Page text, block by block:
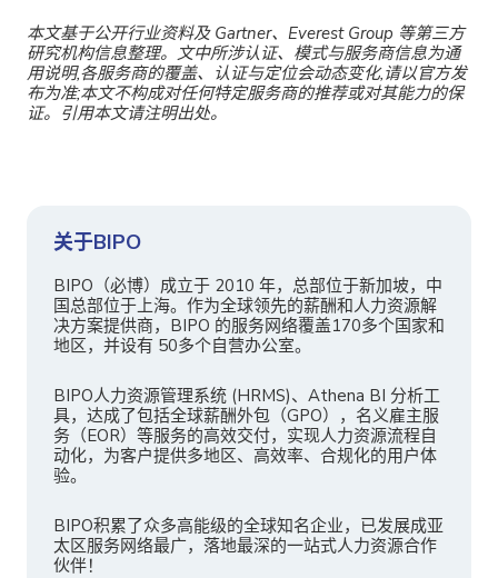
本文基于公开行业资料及 Gartner、Everest Group 等第三方
研究机构信息整理。文中所涉认证、模式与服务商信息为通
用说明,各服务商的覆盖、认证与定位会动态变化,请以官方发
布为准;本文不构成对任何特定服务商的推荐或对其能力的保
证。引用本文请注明出处。
关于BIPO
BIPO（必博）成立于 2010 年，总部位于新加坡，中
国总部位于上海。作为全球领先的薪酬和人力资源解
决方案提供商，BIPO 的服务网络覆盖170多个国家和
地区，并设有 50多个自营办公室。
BIPO人力资源管理系统 (HRMS)、Athena BI 分析工
具，达成了包括全球薪酬外包（GPO），名义雇主服
务（EOR）等服务的高效交付，实现人力资源流程自
动化，为客户提供多地区、高效率、合规化的用户体
验。
BIPO积累了众多高能级的全球知名企业，已发展成亚
太区服务网络最广，落地最深的一站式人力资源合作
伙伴！